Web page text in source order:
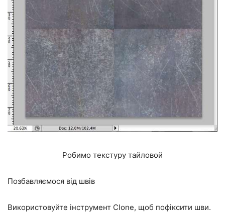
Робимо текстуру тайловой
Позбавляємося від швів
Використовуйте інструмент Clone, щоб пофіксити шви.